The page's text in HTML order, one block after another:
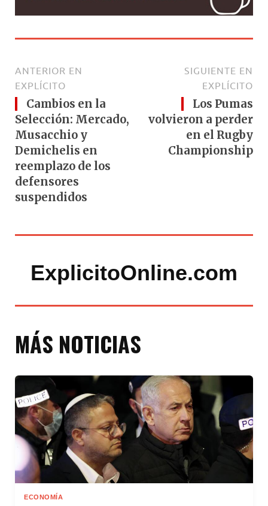
ANTERIOR EN
EXPLÍCITO
Cambios en la
Selección: Mercado,
Musacchio y
Demichelis en
reemplazo de los
defensores
suspendidos
SIGUIENTE EN
EXPLÍCITO
Los Pumas
volvieron a perder
en el Rugby
Championship
ExplicitoOnline.com
MÁS NOTICIAS
ECONOMÍA